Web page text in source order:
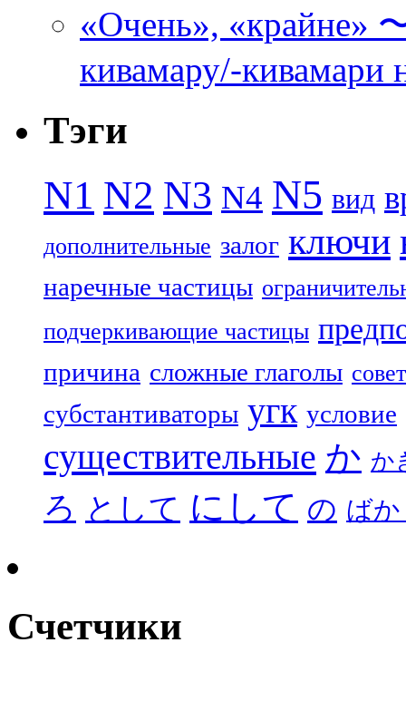
«Очень», «крайне»
кивамару/-кивамари
Тэги
N1 N2 N3 N4 N5 вид
дополнительные залог ключи
наречные частицы
подчеркивающие частицы
причина сложные глаголы совет
субстантиваторы угк условие
существительные か か
ろ として にして の ば
Счетчики